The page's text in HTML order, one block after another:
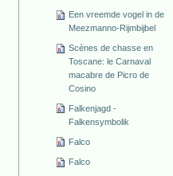
Een vreemde vogel in de
Meezmanno-Rijmbijbel
Scènes de chasse en
Toscane: le Carnaval
macabre de Picro de
Cosino
Falkenjagd -
Falkensymbolik
Falco
Falco